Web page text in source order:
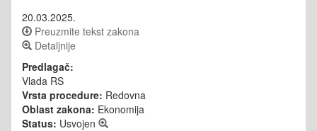
20.03.2025.
Preuzmite tekst zakona
Detaljnije
Predlagač:
Vlada RS
Vrsta procedure: Redovna
Oblast zakona: Ekonomija
Status: Usvojen